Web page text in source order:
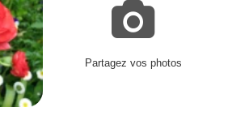
Partagez vos photos